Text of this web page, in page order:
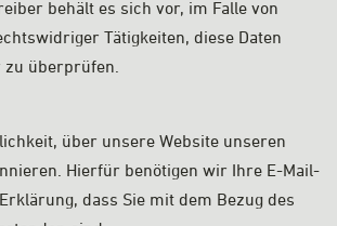
behält es sich vor, im Falle von
Tätigkeiten, diese Daten
zu überprüfen.
über unsere Website unseren
Hierfür benötigen wir Ihre E-Mail-
dass Sie mit dem Bezug des